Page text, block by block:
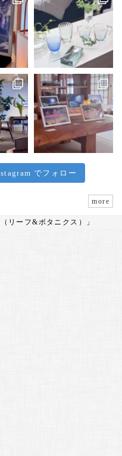
でフォロー
more
リーフ&ボタニクス）」